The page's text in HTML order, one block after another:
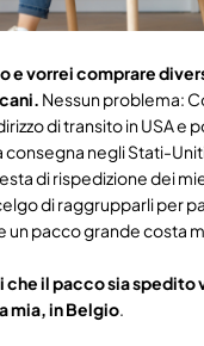
e vorrei comprare
Nessun problema:
di transito in USA e
consegna negli Stati-
di rispedizione dei
di raggrupparli per
un pacco grande costa
il pacco sia spedito
mia, in Belgio.